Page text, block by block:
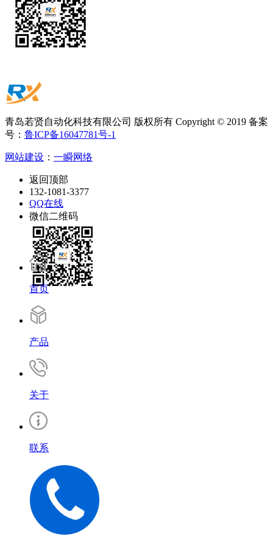
青岛若贤自动化科技有限公司 版权所有 Copyright © 2019 备案
号： 鲁ICP备16047781号-1
网站建设 ： 一瞬网络
返回顶部
132-1081-3377
QQ在线
微信二维码
首页
产品
关于
联系